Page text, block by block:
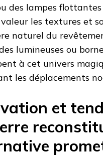
des lampes flottantes
les textures et
naturel du
lumineuses ou
à cet univers
les déplacements
et